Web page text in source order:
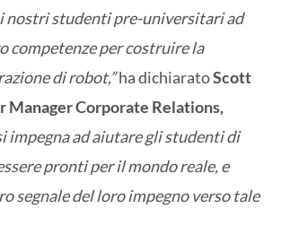
nostri studenti pre-universitari ad
competenze per costruire la
di robot,”ha dichiaratoScott
Manager Corporate Relations,
impegna ad aiutare gli studenti di
pronti per il mondo reale, e
segnale del loro impegno verso tale